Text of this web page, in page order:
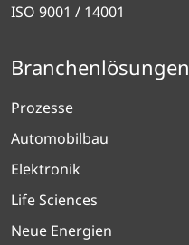
ISO 9001 / 14001
Branchenlösungen
Prozesse
Automobilbau
Elektronik
Life Sciences
Neue Energien